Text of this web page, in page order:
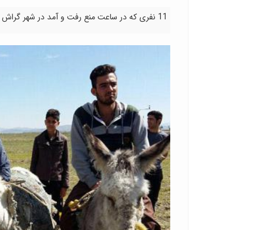
11 نفری که در ساعت منع رفت و آمد در شهر گراش استان فارس، الاغ سواری کرده بودند احضار یا بازداشت شدند.